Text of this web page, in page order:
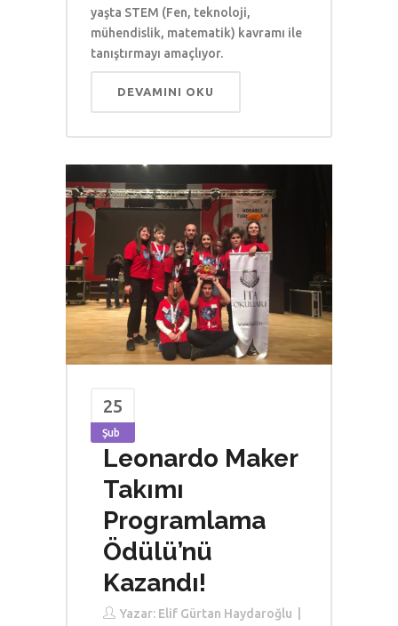
yaşta STEM (Fen, teknoloji,
mühendislik, matematik) kavramı ile
tanıştırmayı amaçlıyor.
DEVAMINI OKU
25
Şub
Leonardo Maker
Takımı
Programlama
Ödülü’nü
Kazandı!
Yazar: Elif Gürtan Haydaroğlu